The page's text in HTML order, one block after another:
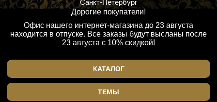
Санкт-Петербург
Дорогие покупатели!
Офис нашего интернет-магазина до 23 августа
находится в отпуске. Все заказы будут высланы после
23 августа с 10% скидкой!
КАТАЛОГ
ТЕМЫ